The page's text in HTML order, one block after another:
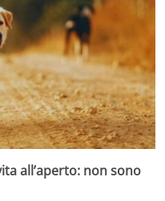
all’aperto: non sono